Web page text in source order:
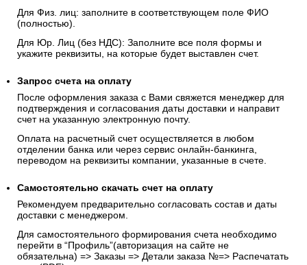
Для Физ. лиц: заполните в соответствующем поле ФИО
(полностью).
Для Юр. Лиц (без НДС): Заполните все поля формы и
укажите реквизиты, на которые будет выставлен счет.
Запрос счета на оплату
После оформления заказа с Вами свяжется менеджер для
подтверждения и согласования даты доставки и направит
счет на указанную электронную почту.
Оплата на расчетный счет осуществляется в любом
отделении банка или через сервис онлайн-банкинга,
переводом на реквизиты компании, указанные в счете.
Самостоятельно скачать счет на оплату
Рекомендуем предварительно согласовать состав и даты
доставки с менеджером.
Для самостоятельного формирования счета необходимо
перейти в “Профиль”(авторизация на сайте не
обязательна) => Заказы => Детали заказа №=> Распечатать